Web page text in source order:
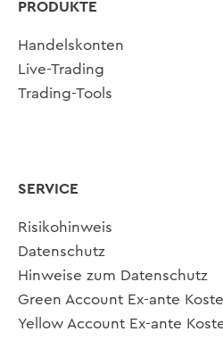
PRODUKTE
Handelskonten
Live-Trading
Trading-Tools
SERVICE
Risikohinweis
Datenschutz
Hinweise zum Datenschutz
Green Account Ex-ante
Yellow Account Ex-ante